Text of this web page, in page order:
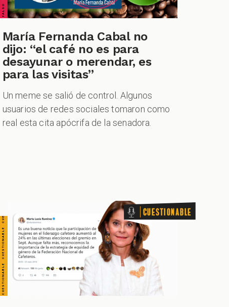
María Fernanda Cabal no
dijo: “el café no es para
desayunar o merendar, es
para las visitas”
Un meme se salió de control. Algunos
usuarios de redes sociales tomaron como
real esta cita apócrifa de la senadora.
CUESTIONABLE CUESTIONABLE CUESTIONABLE CUESTIONABLE CUESTIONABLE CUESTIONABLE CUESTIONABLE Cuestionable